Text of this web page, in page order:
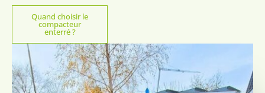
Quand choisir le
compacteur
enterré ?
CookieScriptConsent
sidcon.nl
om
van